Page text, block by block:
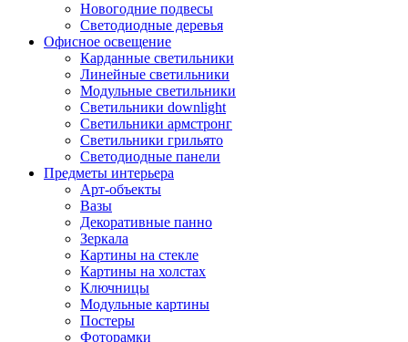
Новогодние подвесы
Светодиодные деревья
Офисное освещение
Карданные светильники
Линейные светильники
Модульные светильники
Светильники downlight
Светильники армстронг
Светильники грильято
Светодиодные панели
Предметы интерьера
Арт-объекты
Вазы
Декоративные панно
Зеркала
Картины на стекле
Картины на холстах
Ключницы
Модульные картины
Постеры
Фоторамки